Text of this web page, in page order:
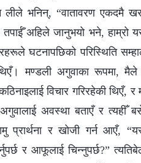
भनिन्, “वातावरण एकदमै
तपाईँ अहिले जानुभयो भने,
घटनापछिको परिस्थिति
मण्डली अगुवाका रूपमा, मैले
विचार गरिरहेकी
अवस्था बताएँ र त्यहीँ
प्रार्थना र खोजी गर्न आएँ,
र आफूलाई चिन्नुपर्छ?”